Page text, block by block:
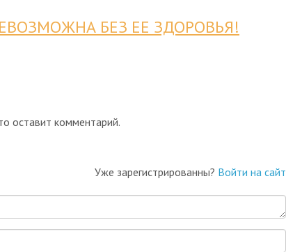
БЕЗ ЕЕ ЗДОРОВЬЯ!
оставит комментарий.
Уже зарегистрированны? Войти на сайт